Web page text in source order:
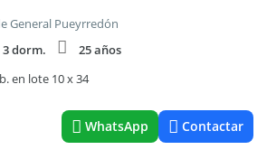
General Pueyrredón
3 dorm.
25 años
en lote 10 x 34
WhatsApp Contactar